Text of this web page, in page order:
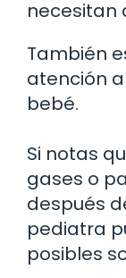
necesitan
También
atención
bebé.
Si notas
gases o
después
pediatra
posibles